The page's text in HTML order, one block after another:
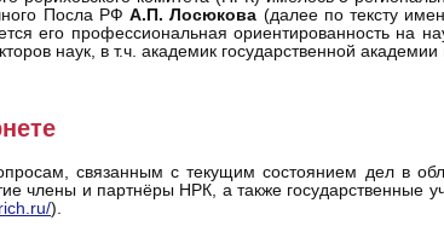
Посла РФА.П. Лосюкова (далее по тексту
его профессиональная ориентированность на
наук, в т.ч. академик государственной академии
связанным с текущим состоянием дел в
члены и партнёры НРК, а также государственные
).